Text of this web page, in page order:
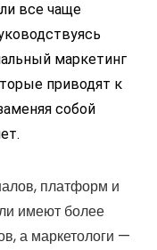
все чаще
маркетинг
приводят к
собой
платформ и
имеют более
а маркетологи —